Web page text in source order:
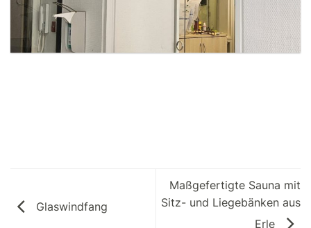
Glaswindfang
Maßgefertigte Sauna mit
Sitz- und Liegebänken aus
Erle